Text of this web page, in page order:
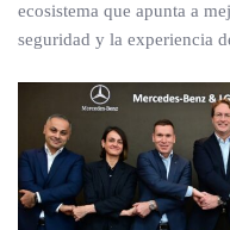
ecosistema que apunta a
seguridad y la experiencia